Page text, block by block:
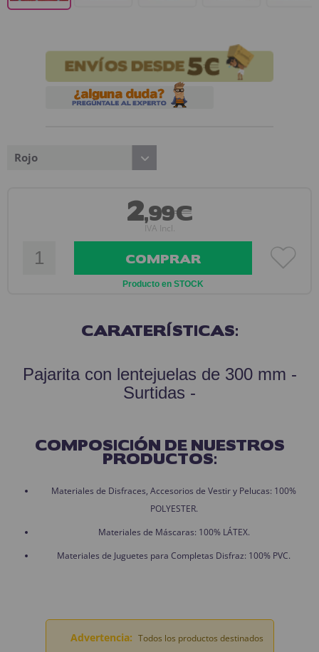
Rojo
2,99€
IVA Incl.
COMPRAR
Producto en STOCK
CARATERÍSTICAS:
Pajarita con lentejuelas de 300 mm -
Surtidas -
COMPOSICIÓN DE NUESTROS
PRODUCTOS:
Materiales de Disfraces, Accesorios de Vestir y Pelucas: 100%
POLYESTER.
Materiales de Máscaras: 100% LÁTEX.
Materiales de Juguetes para Completas Disfraz: 100% PVC.
Advertencia: Todos los productos destinados